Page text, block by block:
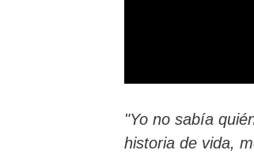
"Yo no sabía
historia de vida,